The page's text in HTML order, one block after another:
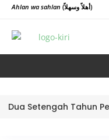
Ahlan wa sahlan (أهلاً وسهلاً)